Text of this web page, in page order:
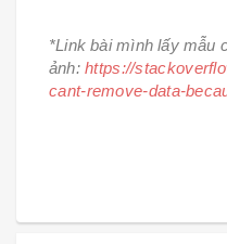
*Link bài mình lấy mẫu
ảnh:https://
cant-remove-data-